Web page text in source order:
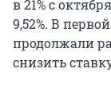
в 21% с
9,52%. В
продолжали
снизить